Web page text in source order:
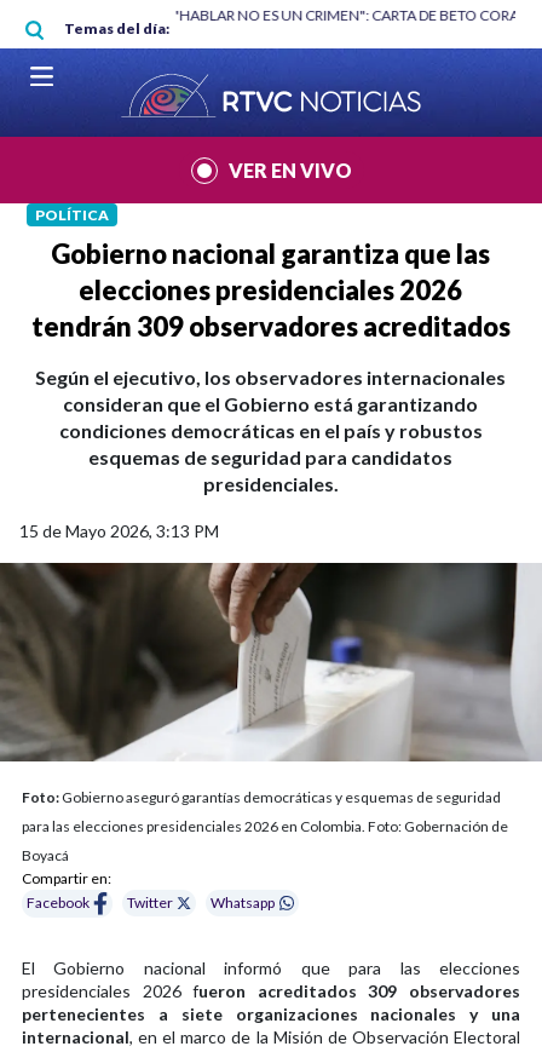
Pasar al contenido principal
Temas del día:
"HABLAR NO ES UN CRIMEN": CARTA DE BETO CORAL |
VER EN VIVO
POLÍTICA
Gobierno nacional garantiza que las
elecciones presidenciales 2026
tendrán 309 observadores acreditados
Según el ejecutivo, los observadores internacionales
consideran que el Gobierno está garantizando
condiciones democráticas en el país y robustos
esquemas de seguridad para candidatos
presidenciales.
15 de Mayo 2026, 3:13 PM
Foto: Gobierno aseguró garantías democráticas y esquemas de seguridad
para las elecciones presidenciales 2026 en Colombia. Foto: Gobernación de
Boyacá
Compartir en:
Facebook
Twitter Whatsapp
El Gobierno nacional informó que para las elecciones
presidenciales 2026 fueron acreditados 309 observadores
pertenecientes a siete organizaciones nacionales y una
internacional, en el marco de la Misión de Observación Electoral